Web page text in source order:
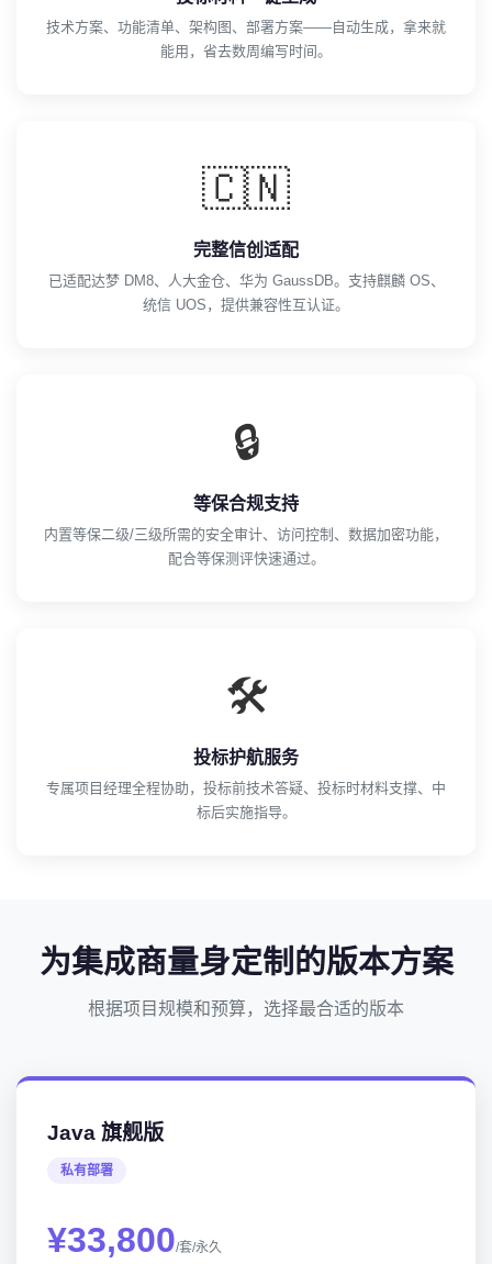
技术方案、功能清单、架构图、部署方案——自动生成，拿来就
能用，省去数周编写时间。
🇨🇳
完整信创适配
已适配达梦 DM8、人大金仓、华为 GaussDB。支持麒麟 OS、
统信 UOS，提供兼容性互认证。
🔒
等保合规支持
内置等保二级/三级所需的安全审计、访问控制、数据加密功能，
配合等保测评快速通过。
🛠️
投标护航服务
专属项目经理全程协助，投标前技术答疑、投标时材料支撑、中
标后实施指导。
为集成商量身定制的版本方案
根据项目规模和预算，选择最合适的版本
Java 旗舰版
私有部署
¥33,800/套/永久